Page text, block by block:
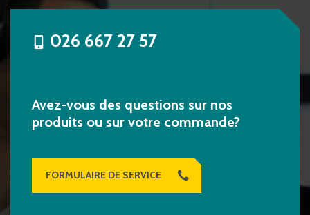
026 667 27 57
Avez-vous des questions sur nos
produits ou sur votre commande?
FORMULAIRE DE SERVICE